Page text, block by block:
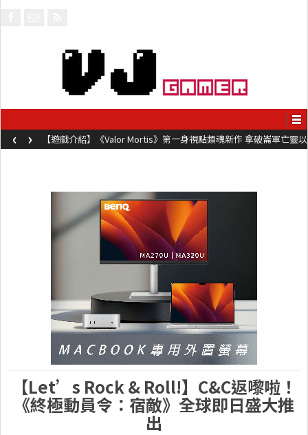
【遊戲介紹】《Steel Maiden 鋼鐵少女》快節奏肉鴿砍殺遊戲 只靠
兩鍵操作動作極致流暢試玩上架中
‹ ›
【Let’s Rock & Roll!】C&C返嚟啦！
《終極動員令：宿敵》全球即日盛大推
出